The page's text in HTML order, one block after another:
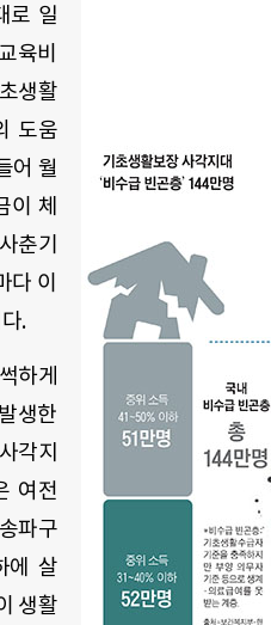
로 일
육비
생활
도움
어 월
이 체
춘기
다 이
.
하게
생한
각지
여전
파구
에 살
생활